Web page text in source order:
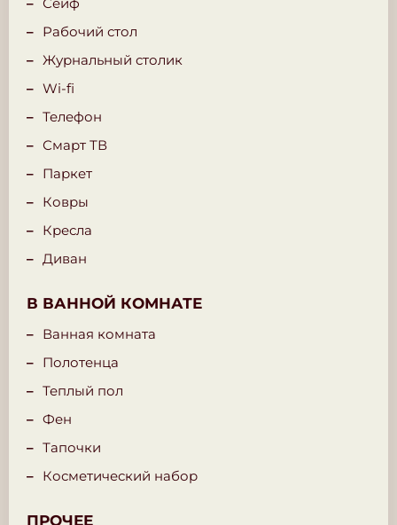
Рабочий стол
Журнальный столик
Wi-fi
Телефон
Смарт ТВ
Паркет
Ковры
Кресла
Диван
В ВАННОЙ КОМНАТЕ
Ванная комната
Полотенца
Теплый пол
Фен
Тапочки
Косметический набор
ПРОЧЕЕ